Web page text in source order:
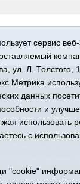
Сетевое издание
номер СМИ ЭЛ №
по надзору
«Призыв»
сервис
ул. Л. Толстого,
данных
и
использовать
с
"cookie"